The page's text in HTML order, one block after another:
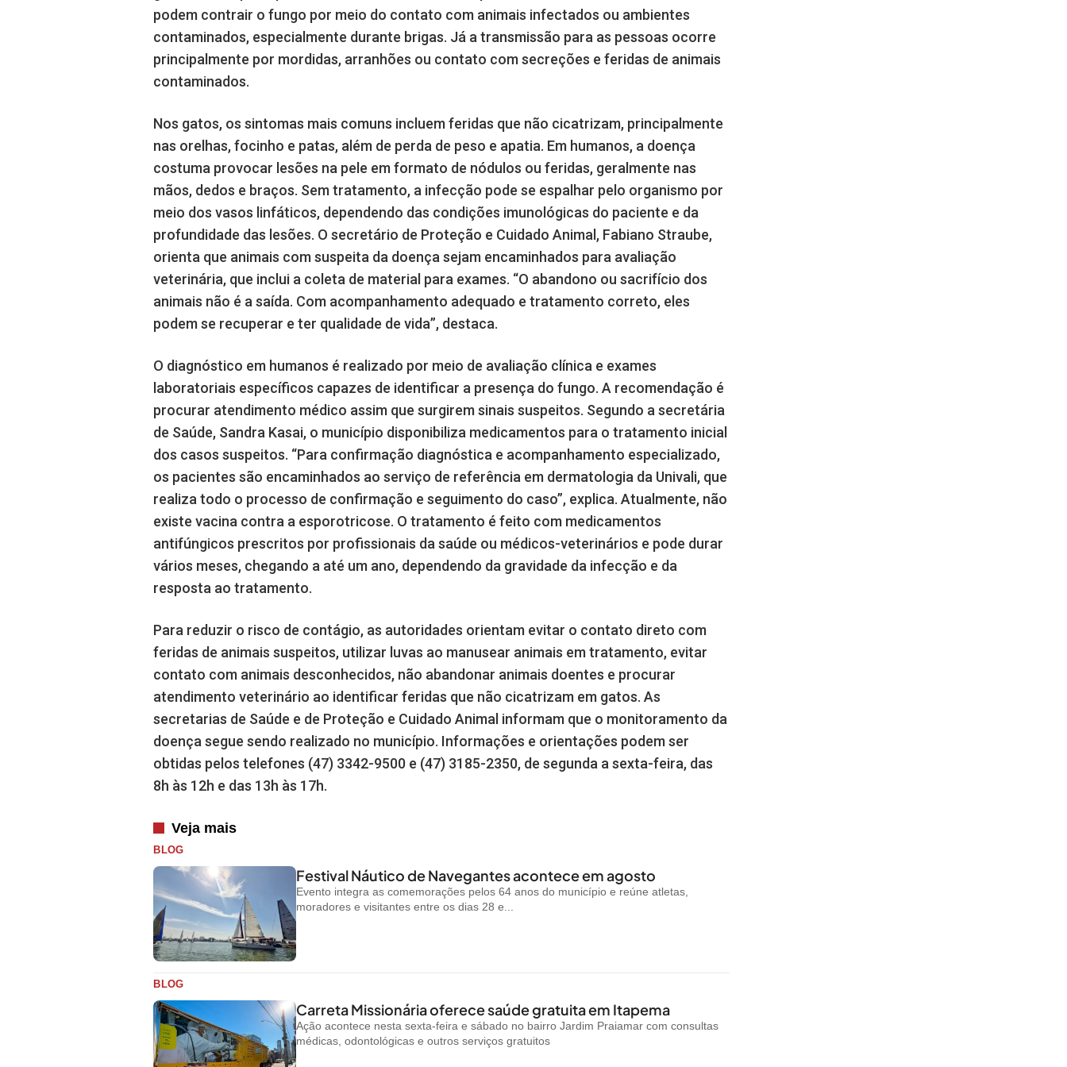
podem contrair o fungo por meio do contato com animais infectados ou ambientes
contaminados, especialmente durante brigas. Já a transmissão para as pessoas ocorre
principalmente por mordidas, arranhões ou contato com secreções e feridas de animais
contaminados.
Nos gatos, os sintomas mais comuns incluem feridas que não cicatrizam, principalmente
nas orelhas, focinho e patas, além de perda de peso e apatia. Em humanos, a doença
costuma provocar lesões na pele em formato de nódulos ou feridas, geralmente nas
mãos, dedos e braços. Sem tratamento, a infecção pode se espalhar pelo organismo por
meio dos vasos linfáticos, dependendo das condições imunológicas do paciente e da
profundidade das lesões. O secretário de Proteção e Cuidado Animal, Fabiano Straube,
orienta que animais com suspeita da doença sejam encaminhados para avaliação
veterinária, que inclui a coleta de material para exames. “O abandono ou sacrifício dos
animais não é a saída. Com acompanhamento adequado e tratamento correto, eles
podem se recuperar e ter qualidade de vida”, destaca.
O diagnóstico em humanos é realizado por meio de avaliação clínica e exames
laboratoriais específicos capazes de identificar a presença do fungo. A recomendação é
procurar atendimento médico assim que surgirem sinais suspeitos. Segundo a secretária
de Saúde, Sandra Kasai, o município disponibiliza medicamentos para o tratamento inicial
dos casos suspeitos. “Para confirmação diagnóstica e acompanhamento especializado,
os pacientes são encaminhados ao serviço de referência em dermatologia da Univali, que
realiza todo o processo de confirmação e seguimento do caso”, explica. Atualmente, não
existe vacina contra a esporotricose. O tratamento é feito com medicamentos
antifúngicos prescritos por profissionais da saúde ou médicos-veterinários e pode durar
vários meses, chegando a até um ano, dependendo da gravidade da infecção e da
resposta ao tratamento.
Para reduzir o risco de contágio, as autoridades orientam evitar o contato direto com
feridas de animais suspeitos, utilizar luvas ao manusear animais em tratamento, evitar
contato com animais desconhecidos, não abandonar animais doentes e procurar
atendimento veterinário ao identificar feridas que não cicatrizam em gatos. As
secretarias de Saúde e de Proteção e Cuidado Animal informam que o monitoramento da
doença segue sendo realizado no município. Informações e orientações podem ser
obtidas pelos telefones (47) 3342-9500 e (47) 3185-2350, de segunda a sexta-feira, das
8h às 12h e das 13h às 17h.
Veja mais
BLOG
Festival Náutico de Navegantes acontece em agosto
Evento integra as comemorações pelos 64 anos do município e reúne atletas,
moradores e visitantes entre os dias 28 e...
BLOG
Carreta Missionária oferece saúde gratuita em Itapema
Ação acontece nesta sexta-feira e sábado no bairro Jardim Praiamar com consultas
médicas, odontológicas e outros serviços gratuitos